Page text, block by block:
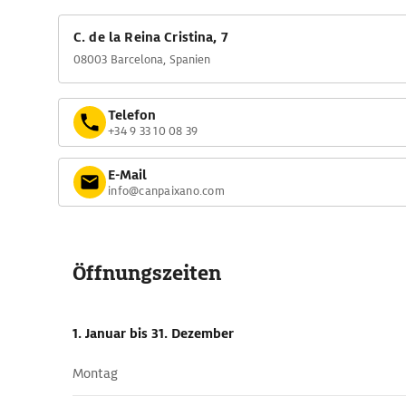
C. de la Reina Cristina, 7
08003 Barcelona, Spanien
Telefon
+34 9 33 10 08 39
E-Mail
info@canpaixano.com
Öffnungszeiten
1. Januar bis 31. Dezember
Montag